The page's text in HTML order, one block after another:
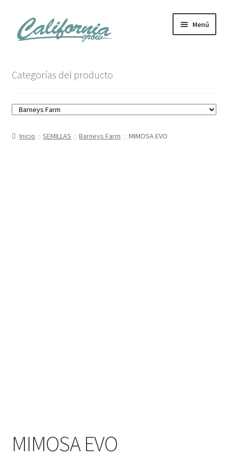
al
contenido
Menú
Carrito
Mi cuenta
Categorías del producto
Inicio SEMILLAS Barneys Farm MIMOSA EVO
MIMOSA EVO